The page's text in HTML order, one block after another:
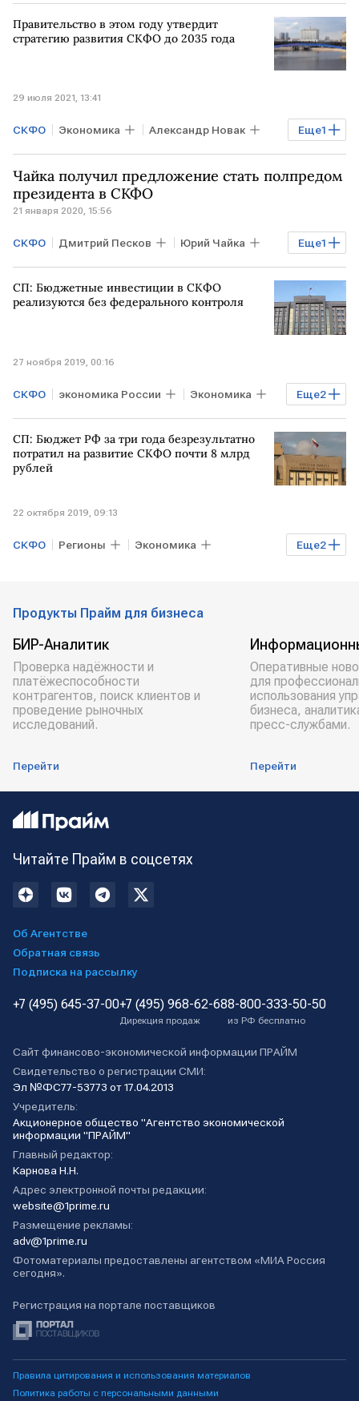
технопарк Правительство РФ
Правительство в этом году утвердит
стратегию развития СКФО до 2035 года
29 июля 2021, 13:41
Еще1
СКФО Экономика Александр Новак
Минэкономразвития РФ
Чайка получил предложение стать полпредом
президента в СКФО
21 января 2020, 15:56
Еще1
СКФО Дмитрий Песков Юрий Чайка
события
СП: Бюджетные инвестиции в СКФО
реализуются без федерального контроля
27 ноября 2019, 00:16
Еще2
СКФО экономика России Экономика
РОССИЯ Счетная палата
СП: Бюджет РФ за три года безрезультатно
потратил на развитие СКФО почти 8 млрд
рублей
22 октября 2019, 09:13
Еще2
СКФО Регионы Экономика
Продукты Прайм для бизнеса
БИР-Аналитик
Проверка надёжности и
платёжеспособности
контрагентов, поиск клиентов и
проведение рыночных
исследований.
Перейти
Оперативные
для
использования
бизнеса,
пресс-службами.
Перейти
Читайте Прайм в соцсетях
Об Агентстве
Обратная связь
Подписка на рассылку
+7 (495) 645-37-00+7 (495) 968-62-68
Дирекция продаж
8-800-333-50-50
из РФ бесплатно
Сайт финансово-экономической информации ПРАЙМ
Свидетельство о регистрации СМИ:
Эл №ФС77-53773 от 17.04.2013
Учредитель:
Акционерное общество "Агентство экономической
информации "ПРАЙМ"
Главный редактор:
Карнова Н.Н.
Адрес электронной почты редакции:
website@1prime.ru
Размещение рекламы:
adv@1prime.ru
Фотоматериалы предоставлены агентством «МИА Россия
сегодня».
Регистрация на портале поставщиков
Правила цитирования и использования материалов
Политика работы с персональными данными